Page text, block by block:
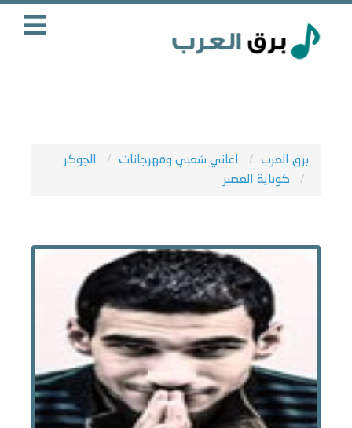
برق العرب اغاني شعبي ومهرجانات
الجوكر
كوباية العصير